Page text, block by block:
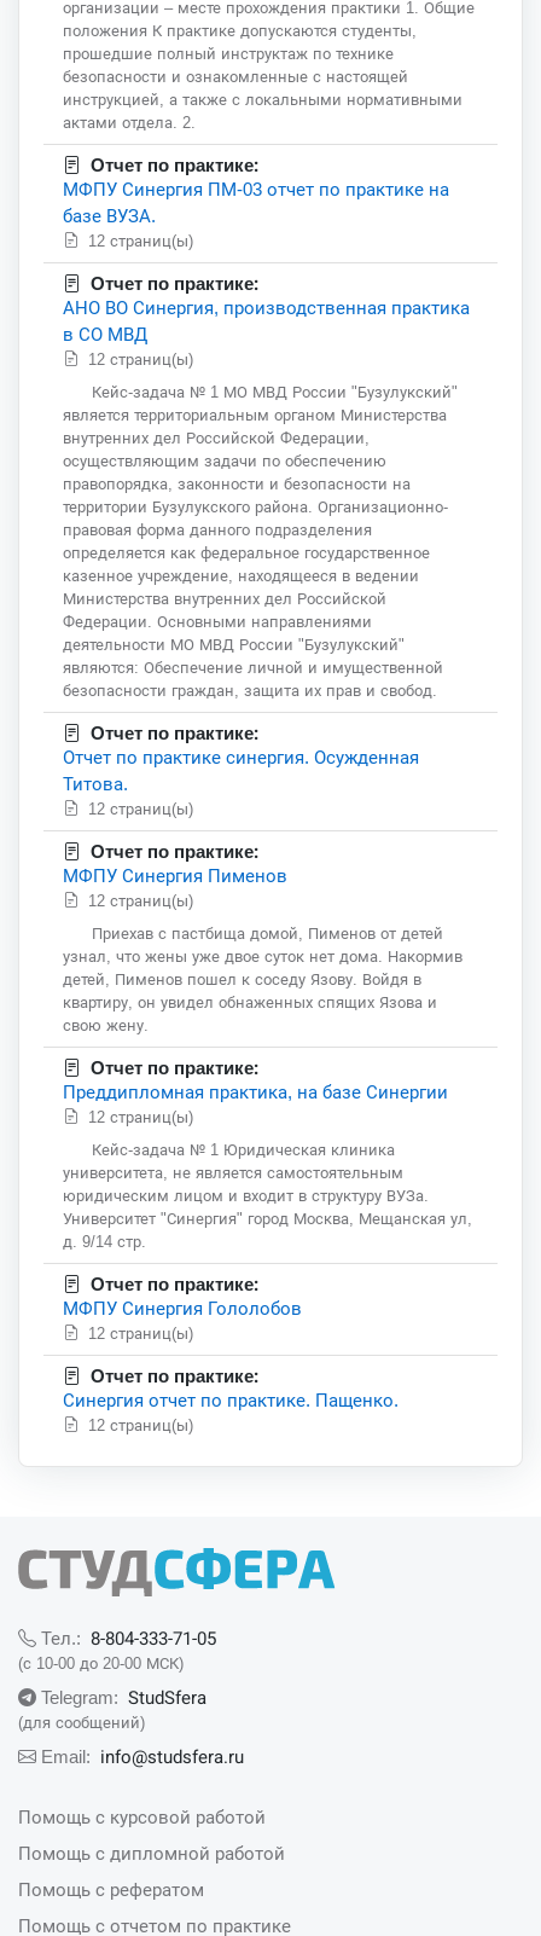
организации – месте прохождения практики 1. Общие
положения К практике допускаются студенты,
прошедшие полный инструктаж по технике
безопасности и ознакомленные с настоящей
инструкцией, а также с локальными нормативными
актами отдела. 2.
Отчет по практике:
МФПУ Синергия ПМ-03 отчет по практике на
базе ВУЗА.
12 страниц(ы)
Отчет по практике:
АНО ВО Синергия, производственная практика
в СО МВД
12 страниц(ы)
Кейс-задача № 1 МО МВД России "Бузулукский"
является территориальным органом Министерства
внутренних дел Российской Федерации,
осуществляющим задачи по обеспечению
правопорядка, законности и безопасности на
территории Бузулукского района. Организационно-
правовая форма данного подразделения
определяется как федеральное государственное
казенное учреждение, находящееся в ведении
Министерства внутренних дел Российской
Федерации. Основными направлениями
деятельности МО МВД России "Бузулукский"
являются: Обеспечение личной и имущественной
безопасности граждан, защита их прав и свобод.
Отчет по практике:
Отчет по практике синергия. Осужденная
Титова.
12 страниц(ы)
Отчет по практике:
МФПУ Синергия Пименов
12 страниц(ы)
Приехав с пастбища домой, Пименов от детей
узнал, что жены уже двое суток нет дома. Накормив
детей, Пименов пошел к соседу Язову. Войдя в
квартиру, он увидел обнаженных спящих Язова и
свою жену.
Отчет по практике:
Преддипломная практика, на базе Синергии
12 страниц(ы)
Кейс-задача № 1 Юридическая клиника
университета, не является самостоятельным
юридическим лицом и входит в структуру ВУЗа.
Университет "Синергия" город Москва, Мещанская ул,
д. 9/14 стр.
Отчет по практике:
МФПУ Синергия Гололобов
12 страниц(ы)
Отчет по практике:
Синергия отчет по практике. Пащенко.
12 страниц(ы)
Тел.: 8-804-333-71-05
(с 10-00 до 20-00 МСК)
Telegram: StudSfera
(для сообщений)
Email: info@studsfera.ru
Помощь с курсовой работой
Помощь с дипломной работой
Помощь с рефератом
Помощь с отчетом по практике